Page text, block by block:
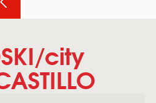
city